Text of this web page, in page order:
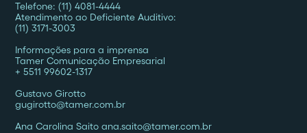
Telefone: (11) 4081-4444
Atendimento ao Deficiente Auditivo:
(11) 3171-3003
Informações para a imprensa
Tamer Comunicação Empresarial
+ 5511 99602-1317
Gustavo Girotto
gugirotto@tamer.com.br
Ana Carolina Saito ana.saito@tamer.com.br